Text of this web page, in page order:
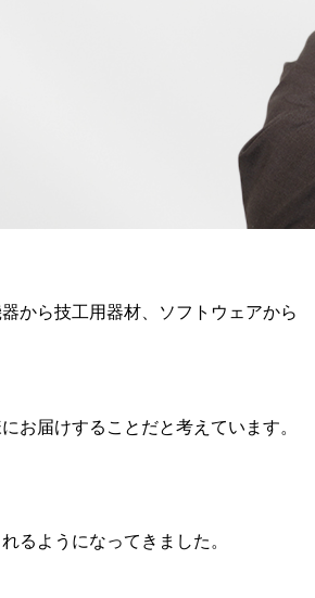
から技工用器材、ソフトウェアから
お届けすることだと考えています。
るようになってきました。